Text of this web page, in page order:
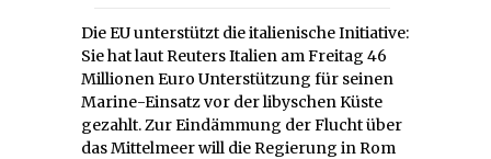
Die EU unterstützt die italienische Initiative:
Sie hatlaut Reuters Italien am Freitag 46
Millionen Euro Unterstützung für seinen
Marine-Einsatz vor der libyschen Küste
gezahlt. Zur Eindämmung der Flucht über
das Mittelmeer will die Regierung in Rom